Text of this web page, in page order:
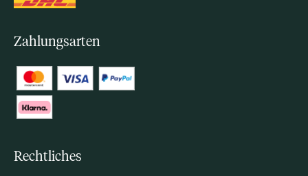
Zahlungsarten
Rechtliches